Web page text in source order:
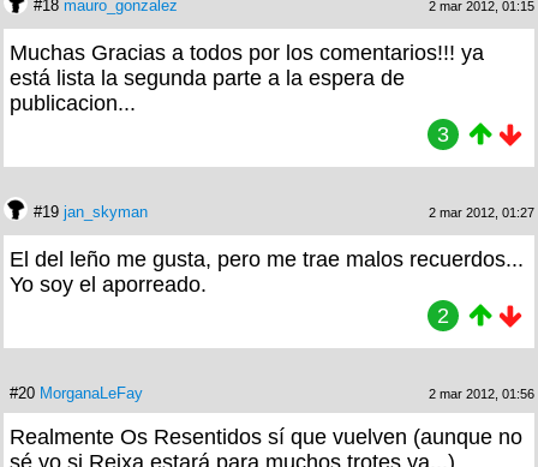
#17gulaggers 1 mar 2012, 22:30
#16España es una choni con demasiado maquillaje,,
pablo hasel..
Muchas Gracias a todos por los comentarios!!! ya
está lista la segunda parte a la espera de
publicacion...
3
#19jan_skyman 2 mar 2012, 01:27
El del leño me gusta, pero me trae malos recuerdos...